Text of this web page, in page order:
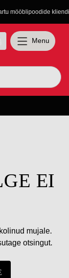
mööblipoodide
Menu
EI
mujale.
otsingut.